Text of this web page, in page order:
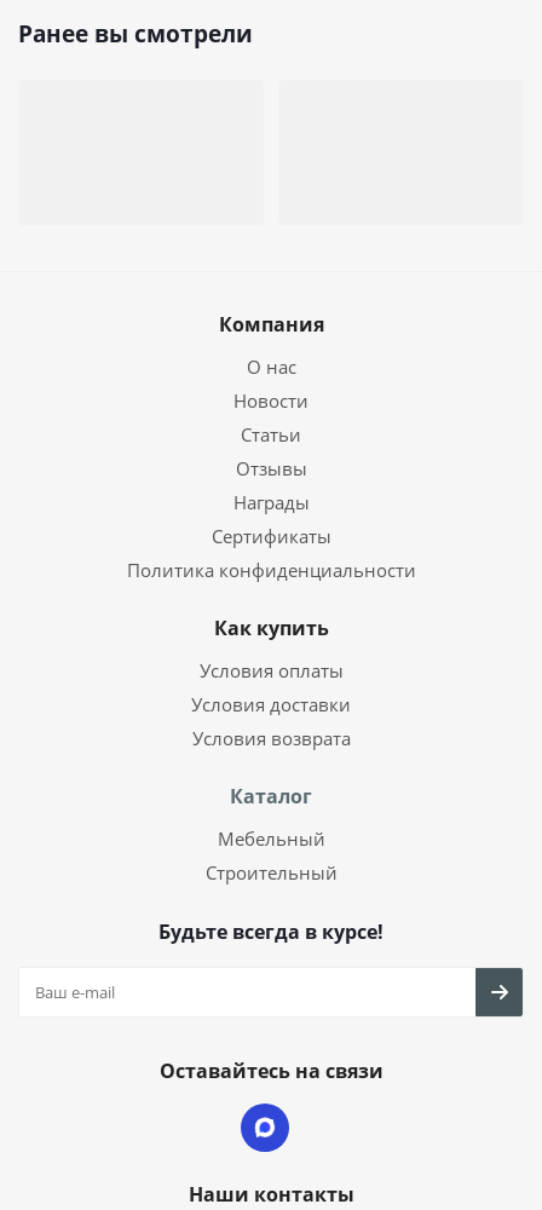
Ранее вы смотрели
Компания
О нас
Новости
Статьи
Отзывы
Награды
Сертификаты
Политика конфиденциальности
Как купить
Условия оплаты
Условия доставки
Условия возврата
Каталог
Мебельный
Строительный
Будьте всегда в курсе!
Оставайтесь на связи
Наши контакты